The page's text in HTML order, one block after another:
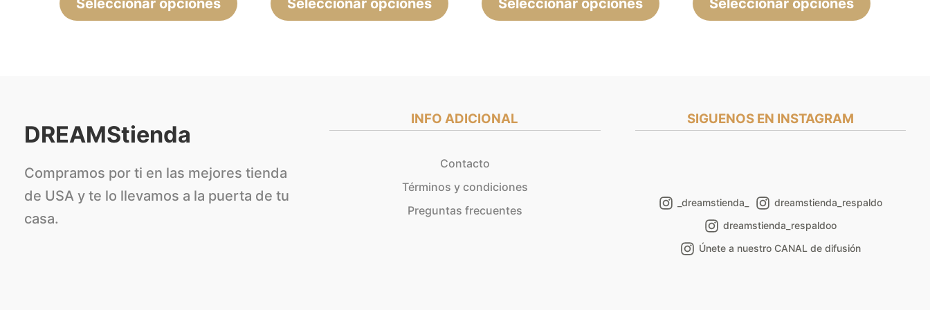
Seleccionar opciones
página
Seleccionar opciones
página
Seleccionar opciones
página
Seleccionar opciones
página
DREAMStienda
Compramos por ti en las mejores tienda
de USA y te lo llevamos a la puerta de tu
casa.
INFO ADICIONAL
Contacto
Términos y condiciones
Preguntas frecuentes
SIGUENOS EN INSTAGRAM
_dreamstienda_
dreamstienda_respaldo
dreamstienda_respaldoo
Únete a nuestro CANAL de difusión